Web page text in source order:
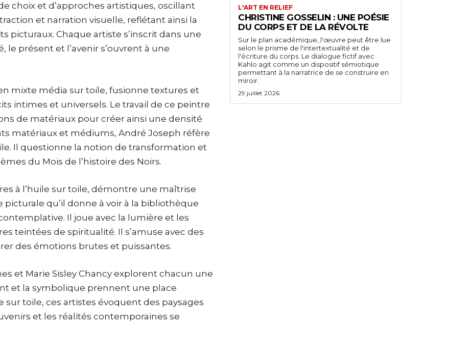
choix et d’approches artistiques, oscillant
et narration visuelle, reflétant ainsi la
picturaux. Chaque artiste s’inscrit dans une
présent et l’avenir s’ouvrent à une
mixte média sur toile, fusionne textures et
intimes et universels. Le travail de ce peintre
de matériaux pour créer ainsi une densité
matériaux et médiums, André Joseph réfère
Il questionne la notion de transformation et
du Mois de l’histoire des Noirs.
à l’huile sur toile, démontre une maîtrise
qu’il donne à voir à la bibliothèque
Il joue avec la lumière et les
teintées de spiritualité. Il s’amuse avec des
des émotions brutes et puissantes.
et Marie Sisley Chancy explorent chacun une
et la symbolique prennent une place
sur toile, ces artistes évoquent des paysages
et les réalités contemporaines se
L'ART EN RELIEF
CHRISTINE GOSSELIN : UNE POÉSIE
DU CORPS ET DE LA RÉVOLTE
Sur le plan académique, l'œuvre peut être lue
selon le prisme de l'intertextualité et de
l'écriture du corps. Le dialogue fictif avec
Kahlo agit comme un dispositif sémiotique
permettant à la narratrice de se construire en
miroir.
29 juillet 2026